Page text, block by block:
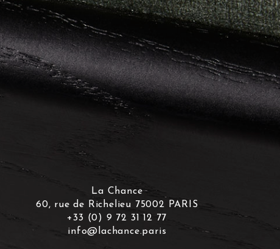
La Chance
60, rue de Richelieu 75002 PARIS
+33 (0) 9 72 31 12 77
info@lachance.paris